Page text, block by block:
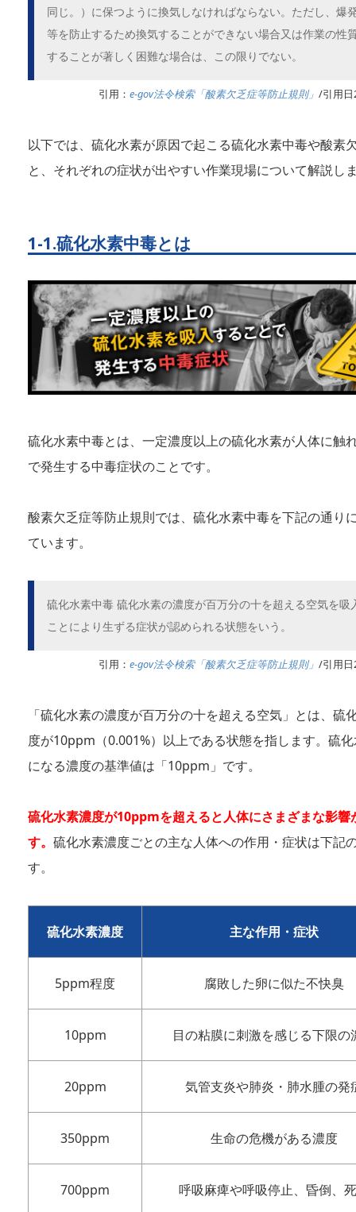
同じ。）に保つように換気しなければならない。ただし、爆
等を防止するため換気することができない場合又は作業の性
することが著しく困難な場合は、この限りでない。
引用： e-gov法令検索「酸素欠乏症等防止規則」 /引用
以下では、硫化水素が原因で起こる硫化水素中毒や酸素
と、それぞれの症状が出やすい作業現場について解説し
1-1.硫化水素中毒とは
硫化水素中毒とは、一定濃度以上の硫化水素が人体に触
で発生する中毒症状のことです。
酸素欠乏症等防止規則では、硫化水素中毒を下記の通り
ています。
硫化水素中毒 硫化水素の濃度が百万分の十を超える空気を吸
ことにより生ずる症状が認められる状態をいう。
引用： e-gov法令検索「酸素欠乏症等防止規則」 /引用
「硫化水素の濃度が百万分の十を超える空気」とは、硫
度が10ppm（0.001%）以上である状態を指します。硫
になる濃度の基準値は「10ppm」です。
硫化水素濃度が10ppmを超えると人体にさまざまな影響
す。 硫化水素濃度ごとの主な人体への作用・症状は下記
す。
硫化水素濃度 主な作用・症状
5ppm程度 腐敗した卵に似た不快臭
10ppm 目の粘膜に刺激を感じる下限の
20ppm 気管支炎や肺炎・肺水腫の発
350ppm 生命の危機がある濃度
700ppm 呼吸麻痺や呼吸停止、昏倒、